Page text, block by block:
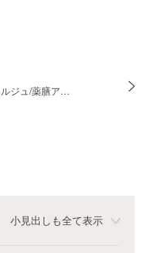
ジュ/薬膳ア…
小見出しも全て表示